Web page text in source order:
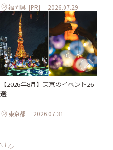
福岡県 [PR] 2026.07.29
【2026年8月】東京のイベント26
選
東京都 2026.07.31